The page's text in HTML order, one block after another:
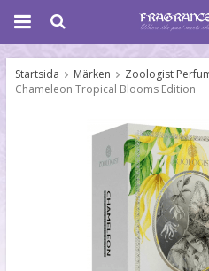
Startsida Märken
Zoologist
Chameleon Tropical Blooms Edition